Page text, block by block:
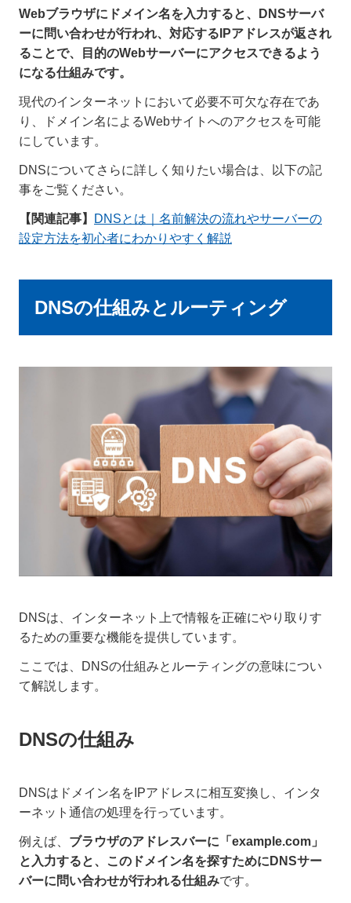
Webブラウザにドメイン名を入力すると、DNSサーバ
ーに問い合わせが行われ、対応するIPアドレスが返され
ることで、目的のWebサーバーにアクセスできるよう
になる仕組みです。
現代のインターネットにおいて必要不可欠な存在であ
り、ドメイン名によるWebサイトへのアクセスを可能
にしています。
DNSについてさらに詳しく知りたい場合は、以下の記
事をご覧ください。
【関連記事】
DNSとは｜名前解決の流れやサーバーの
設定方法を初心者にわかりやすく解説
DNSの仕組みとルーティング
DNSは、インターネット上で情報を正確にやり取りす
るための重要な機能を提供しています。
ここでは、DNSの仕組みとルーティングの意味につい
て解説します。
DNSの仕組み
DNSはドメイン名をIPアドレスに相互変換し、インタ
ーネット通信の処理を行っています。
例えば、 ブラウザのアドレスバーに「example.com」
と入力すると、このドメイン名を探すためにDNSサー
バーに問い合わせが行われる仕組みです。